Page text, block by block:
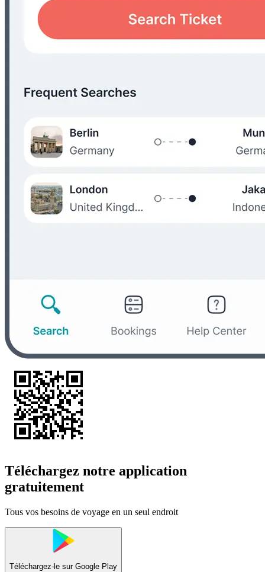
Téléchargez notre application
gratuitement
Tous vos besoins de voyage en un seul endroit
Téléchargez-le sur Google Play